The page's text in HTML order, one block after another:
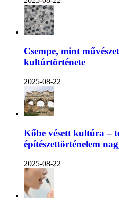
Csempe, mint
kultúrtörténete
2025-08-22
Kőbe vésett kultúra –
építészettörténelem
2025-08-22